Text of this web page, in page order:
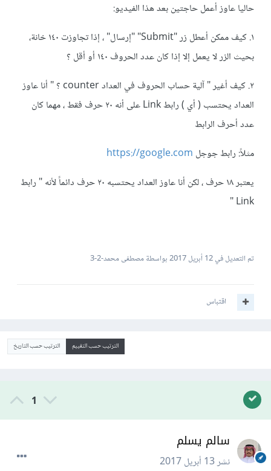
حاليا عاوز أعمل حاجتين بعد هذا الفيديو:
١. كيف ممكن أعطل زر "Submit" "إرسال" ، إذا تجاوزت ١٤٠ خانة،
بحيث الزر لا يعمل إلا إذا كان عدد الحروف ١٤٠ أو أقل ؟
٢. كيف أغير " آلية حساب الحروف في العداد counter ؟ " أنا عاوز
العداد يحتسب ( أي ) رابط Link على أنه ٢٠ حرف فقط ، مهما كان
عدد أحرف الرابط
مثلاً: رابط جوجل https://google.com
يعتبر ١٨ حرف ، لكن أنا عاوز العداد يحتسبه ٢٠ حرف دائماً لأنه " رابط
Link "
تم التعديل في12 أبريل 2017 بواسطة مصطفى محمد-2-3
اقتباس
الترتيب حسب التقييم الترتيب حسب التاريخ
1
سالم يسلم
نشر13 أبريل 2017